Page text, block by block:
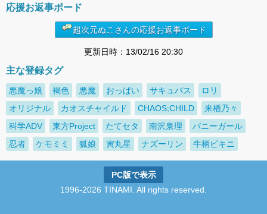
応援お返事ボード
超次元ぬこさんの応援お返事ボード
更新日時：13/02/16 20:30
主な登録タグ
悪魔っ娘 褐色 悪魔 おっぱい サキュバス
ロリ
オリジナル
カオスチャイルド CHAOS;CHILD
来栖乃々
科学ADV
東方Project たてセタ 南沢泉理
バニーガール
忍者
ケモミミ 狐娘 寅丸星 ナズーリン 牛柄ビキニ
PC版で表示
1996-2026 TINAMI. All rights reserved.